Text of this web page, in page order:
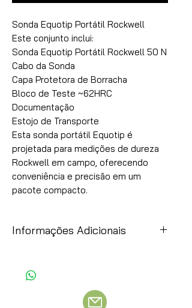
Sonda Equotip Portátil Rockwell
Este conjunto inclui:
Sonda Equotip Portátil Rockwell 50 N
Cabo da Sonda
Capa Protetora de Borracha
Bloco de Teste ~62HRC
Documentação
Estojo de Transporte
Esta sonda portátil Equotip é
projetada para medições de dureza
Rockwell em campo, oferecendo
conveniência e precisão em um
pacote compacto.
Informações Adicionais
Esses preços são uma simples
referência, como a moeda